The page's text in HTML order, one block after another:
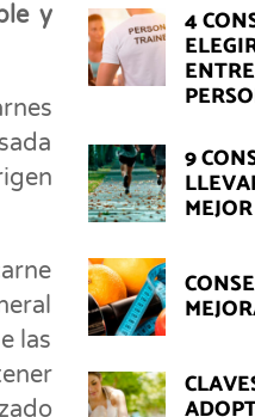
y
las
4
9
MEJOR